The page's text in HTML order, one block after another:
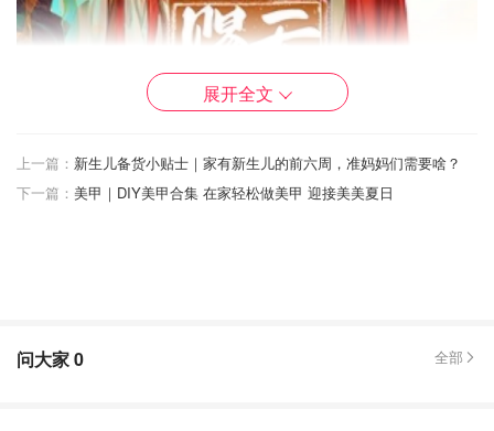
并且每个角色人物都很饱满
展开全文
上一篇： 新生儿备货小贴士｜家有新生儿的前六周，准妈妈们需要啥？
下一篇： 美甲｜DIY美甲合集 在家轻松做美甲 迎接美美夏日
问大家0 全部